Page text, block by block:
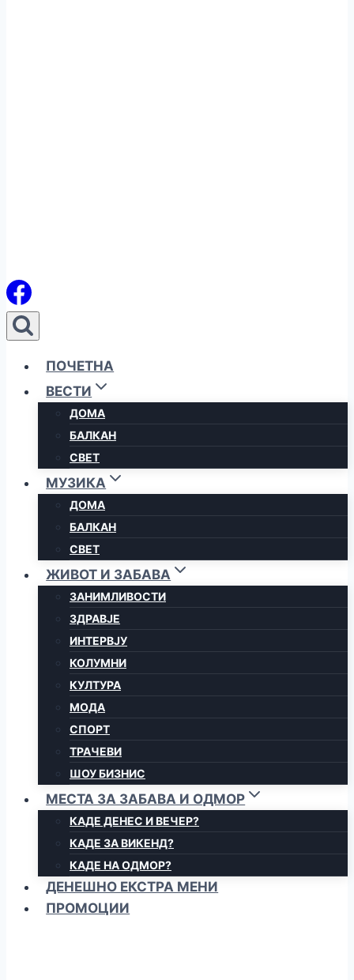
ПОЧЕТНА
ВЕСТИ
ДОМА
БАЛКАН
СВЕТ
МУЗИКА
ДОМА
БАЛКАН
СВЕТ
ЖИВОТ И ЗАБАВА
ЗАНИМЛИВОСТИ
ЗДРАВЈЕ
ИНТЕРВЈУ
КОЛУМНИ
КУЛТУРА
МОДА
СПОРТ
ТРАЧЕВИ
ШОУ БИЗНИС
МЕСТА ЗА ЗАБАВА И ОДМОР
КАДЕ ДЕНЕС И ВЕЧЕР?
КАДЕ ЗА ВИКЕНД?
КАДЕ НА ОДМОР?
ДЕНЕШНО ЕКСТРА МЕНИ
ПРОМОЦИИ